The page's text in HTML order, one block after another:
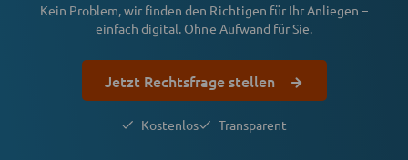
Kein Problem, wir finden den Richtigen für Ihr Anliegen –
einfach digital. Ohne Aufwand für Sie.
Jetzt Rechtsfrage stellen
Kostenlos Transparent